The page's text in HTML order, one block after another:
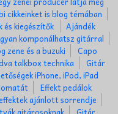
cikkeinket is blog témában
és kiegészítők
Ajándék
komponálhatsz gitárral
zene és a buzuki
Capo
talkbox technika
Gitár
iPhone, iPod, iPad
Effekt pedálok
ajánlott sorrendje